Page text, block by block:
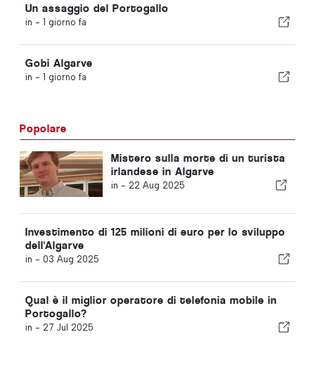
Un assaggio del Portogallo
in - 1 giorno fa
Gobi Algarve
in - 1 giorno fa
Popolare
Mistero sulla morte di un turista
irlandese in Algarve
in - 22 Aug 2025
Investimento di 125 milioni di euro per lo sviluppo
dell'Algarve
in - 03 Aug 2025
Qual è il miglior operatore di telefonia mobile in
Portogallo?
in - 27 Jul 2025